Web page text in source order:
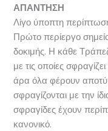
ΑΠΑΝΤΗΣΗ
Λίγο ύποπτη
Πρώτο περίεργο
δοκιμής. Η κάθε
με τις οποίες
άρα όλα φέρουν
σφραγίζονται με την
σφραγίδες έχουν
κανονικό.